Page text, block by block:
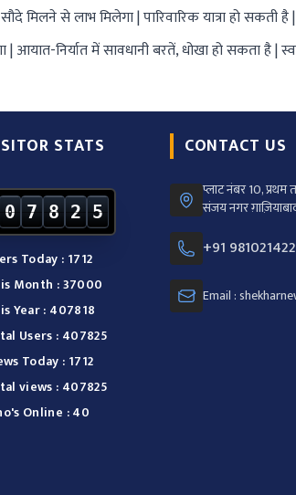
से लाभ मिलेगा | पारिवारिक यात्रा हो सकती है |
निर्यात में सावधानी बरतें, धोखा हो सकता है |
STATS
0 7 8 2 5
Today : 1712
Month : 37000
Year : 407818
Users : 407825
Today : 1712
views : 407825
Online : 40
CONTACT US
प्लाट नंबर 10, प्रथम
संजय नगर
+91
Email :